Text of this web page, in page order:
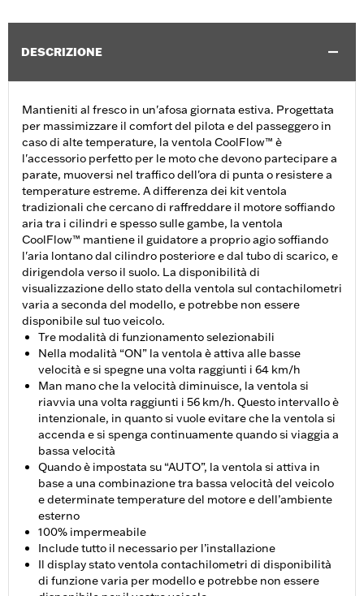
DESCRIZIONE
Mantieniti al fresco in un'afosa giornata estiva. Progettata
per massimizzare il comfort del pilota e del passeggero in
caso di alte temperature, la ventola CoolFlow™ è
l'accessorio perfetto per le moto che devono partecipare a
parate, muoversi nel traffico dell'ora di punta o resistere a
temperature estreme. A differenza dei kit ventola
tradizionali che cercano di raffreddare il motore soffiando
aria tra i cilindri e spesso sulle gambe, la ventola
CoolFlow™ mantiene il guidatore a proprio agio soffiando
l'aria lontano dal cilindro posteriore e dal tubo di scarico, e
dirigendola verso il suolo. La disponibilità di
visualizzazione dello stato della ventola sul contachilometri
varia a seconda del modello, e potrebbe non essere
disponibile sul tuo veicolo.
Tre modalità di funzionamento selezionabili
Nella modalità “ON” la ventola è attiva alle basse
velocità e si spegne una volta raggiunti i 64 km/h
Man mano che la velocità diminuisce, la ventola si
riavvia una volta raggiunti i 56 km/h. Questo intervallo è
intenzionale, in quanto si vuole evitare che la ventola si
accenda e si spenga continuamente quando si viaggia a
bassa velocità
Quando è impostata su “AUTO”, la ventola si attiva in
base a una combinazione tra bassa velocità del veicolo
e determinate temperature del motore e dell’ambiente
esterno
100% impermeabile
Include tutto il necessario per l’installazione
Il display stato ventola contachilometri di disponibilità
di funzione varia per modello e potrebbe non essere